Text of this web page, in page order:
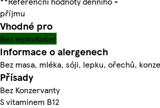
příjmu
Vhodné pro
Bez lepkuKošer
Informace o alergenech
Bez masa, mléka, sóji, lepku, ořechů,
Přísady
Bez Konzervanty
S vitaminem B12